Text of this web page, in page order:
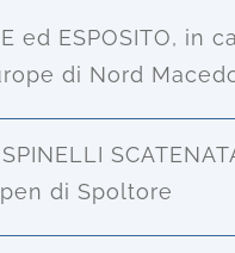
ed ESPOSITO, in
di Nord
di Spoltore